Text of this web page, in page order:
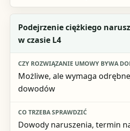
Podejrzenie ciężkiego
w czasie L4
Możliwe, ale wymaga
dowodów
Dowody naruszenia, termin